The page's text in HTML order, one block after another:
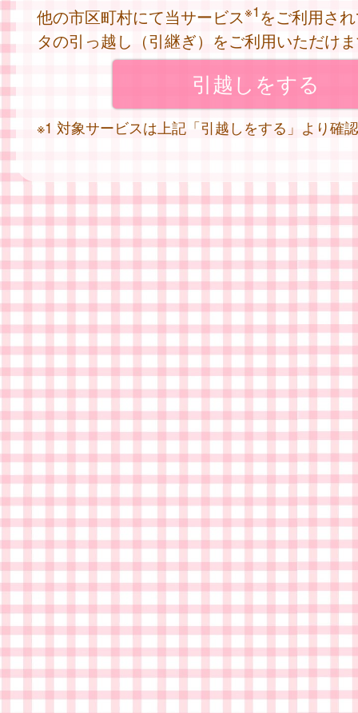
他の市区町村にて当サービス※1 をご利用さ
タの引っ越し（引継ぎ）をご利用いただけ
※1 対象サービスは上記「引越しをする」より確